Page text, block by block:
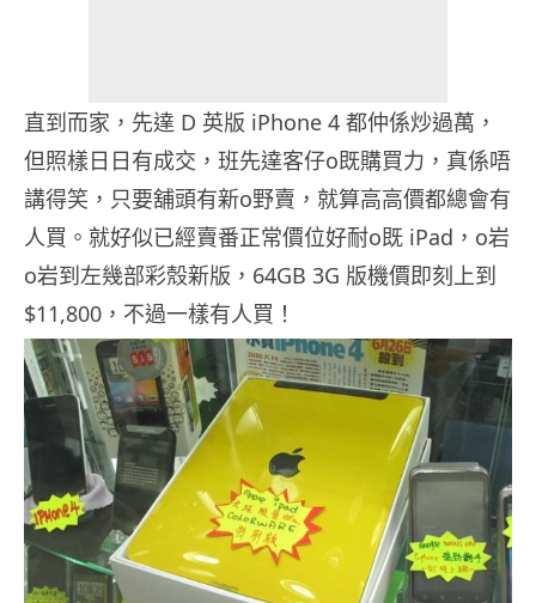
直到而家，先達 D 英版 iPhone 4 都仲係炒過萬，
但照樣日日有成交，班先達客仔o既購買力，真係唔
講得笑，只要舖頭有新o野賣，就算高高價都總會有
人買。就好似已經賣番正常價位好耐o既 iPad，o岩
o岩到左幾部彩殼新版，64GB 3G 版機價即刻上到
$11,800，不過一樣有人買！